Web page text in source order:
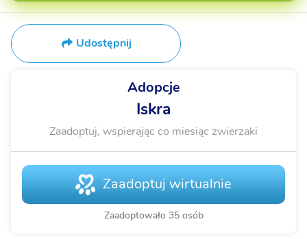
Udostępnij
Adopcje
Iskra
Zaadoptuj, wspierając co miesiąc zwierzaki
Zaadoptuj wirtualnie
Zaadoptowało 35 osób